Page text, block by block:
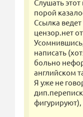
Слушать
порой
Ссылка
цензор.нет
написать
больно
английском
Я уже не
фигурируют),